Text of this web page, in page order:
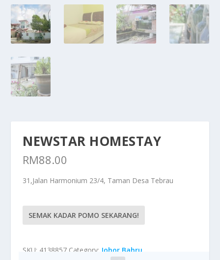
NEWSTAR HOMESTAY
RM88.00
31,Jalan Harmonium 23/4, Taman Desa Tebrau
SEMAK KADAR POMO SEKARANG!
SKU: 4138857 Category: Johor Bahru